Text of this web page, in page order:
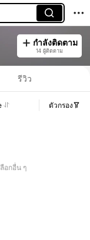
กำลังติดตาม
14 ผู้ติดตาม
รีวิว
ตัวกรอง
อกอื่น ๆ